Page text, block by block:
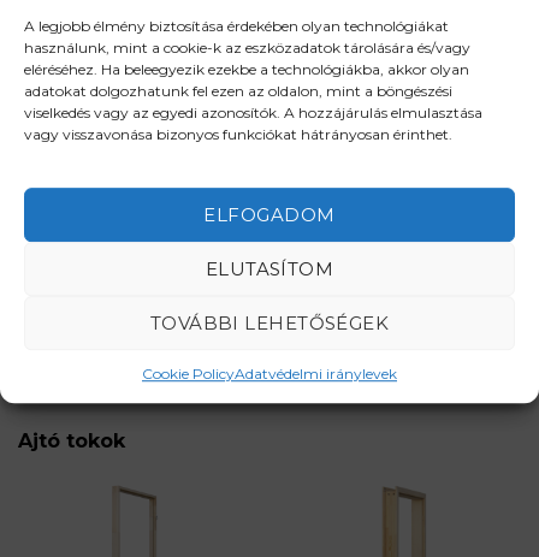
A legjobb élmény biztosítása érdekében olyan technológiákat
használunk, mint a cookie-k az eszközadatok tárolására és/vagy
eléréséhez. Ha beleegyezik ezekbe a technológiákba, akkor olyan
adatokat dolgozhatunk fel ezen az oldalon, mint a böngészési
viselkedés vagy az egyedi azonosítók. A hozzájárulás elmulasztása
vagy visszavonása bizonyos funkciókat hátrányosan érinthet.
ELFOGADOM
ELUTASÍTOM
TOVÁBBI LEHETŐSÉGEK
Cookie PolicyAdatvédelmi iránylevek
Várható szállítási idő megrendeléstől számítva
4-5 hét.
RENDELJE MEG MOST!
Ajtó tokok